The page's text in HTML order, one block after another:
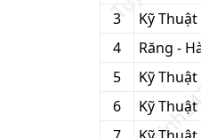
3
Kỹ
4
Răng -
5
Kỹ
6
Kỹ